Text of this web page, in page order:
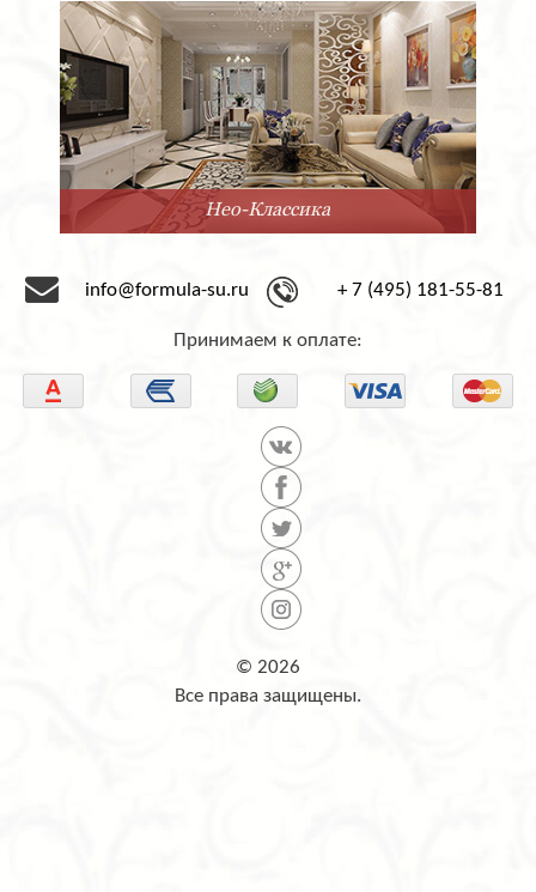
Нео-Классика
info@formula-su.ru + 7 (495) 181-55-81
Принимаем к оплате:
© 2026
Все права защищены.